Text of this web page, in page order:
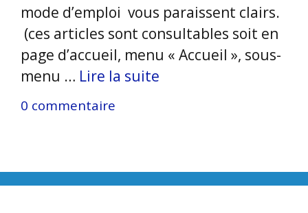
mode d’emploi vous paraissent clairs.
(ces articles sont consultables soit en
page d’accueil, menu « Accueil », sous-
menu … Lire la suite
0 commentaire